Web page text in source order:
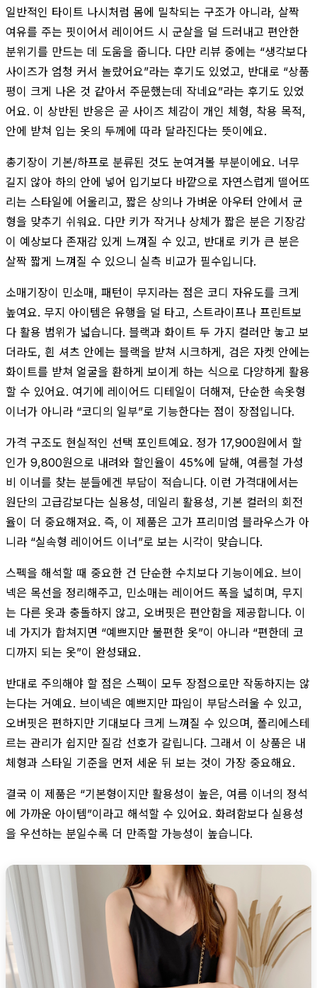
일반적인 타이트 나시처럼 몸에 밀착되는 구조가 아니라, 살짝
여유를 주는 핏이어서 레이어드 시 군살을 덜 드러내고 편안한
분위기를 만드는 데 도움을 줍니다. 다만 리뷰 중에는 “생각보다
사이즈가 엄청 커서 놀랐어요”라는 후기도 있었고, 반대로 “상품
평이 크게 나온 것 같아서 주문했는데 작네요”라는 후기도 있었
어요. 이 상반된 반응은 곧 사이즈 체감이 개인 체형, 착용 목적,
안에 받쳐 입는 옷의 두께에 따라 달라진다는 뜻이에요.
총기장이 기본/하프로 분류된 것도 눈여겨볼 부분이에요. 너무
길지 않아 하의 안에 넣어 입기보다 바깥으로 자연스럽게 떨어뜨
리는 스타일에 어울리고, 짧은 상의나 가벼운 아우터 안에서 균
형을 맞추기 쉬워요. 다만 키가 작거나 상체가 짧은 분은 기장감
이 예상보다 존재감 있게 느껴질 수 있고, 반대로 키가 큰 분은
살짝 짧게 느껴질 수 있으니 실측 비교가 필수입니다.
소매기장이 민소매, 패턴이 무지라는 점은 코디 자유도를 크게
높여요. 무지 아이템은 유행을 덜 타고, 스트라이프나 프린트보
다 활용 범위가 넓습니다. 블랙과 화이트 두 가지 컬러만 놓고 보
더라도, 흰 셔츠 안에는 블랙을 받쳐 시크하게, 검은 자켓 안에는
화이트를 받쳐 얼굴을 환하게 보이게 하는 식으로 다양하게 활용
할 수 있어요. 여기에 레이어드 디테일이 더해져, 단순한 속옷형
이너가 아니라 “코디의 일부”로 기능한다는 점이 장점입니다.
가격 구조도 현실적인 선택 포인트예요. 정가 17,900원에서 할
인가 9,800원으로 내려와 할인율이 45%에 달해, 여름철 가성
비 이너를 찾는 분들에겐 부담이 적습니다. 이런 가격대에서는
원단의 고급감보다는 실용성, 데일리 활용성, 기본 컬러의 회전
율이 더 중요해져요. 즉, 이 제품은 고가 프리미엄 블라우스가 아
니라 “실속형 레이어드 이너”로 보는 시각이 맞습니다.
스펙을 해석할 때 중요한 건 단순한 수치보다 기능이에요. 브이
넥은 목선을 정리해주고, 민소매는 레이어드 폭을 넓히며, 무지
는 다른 옷과 충돌하지 않고, 오버핏은 편안함을 제공합니다. 이
네 가지가 합쳐지면 “예쁘지만 불편한 옷”이 아니라 “편한데 코
디까지 되는 옷”이 완성돼요.
반대로 주의해야 할 점은 스펙이 모두 장점으로만 작동하지는 않
는다는 거예요. 브이넥은 예쁘지만 파임이 부담스러울 수 있고,
오버핏은 편하지만 기대보다 크게 느껴질 수 있으며, 폴리에스테
르는 관리가 쉽지만 질감 선호가 갈립니다. 그래서 이 상품은 내
체형과 스타일 기준을 먼저 세운 뒤 보는 것이 가장 중요해요.
결국 이 제품은 “기본형이지만 활용성이 높은, 여름 이너의 정석
에 가까운 아이템”이라고 해석할 수 있어요. 화려함보다 실용성
을 우선하는 분일수록 더 만족할 가능성이 높습니다.